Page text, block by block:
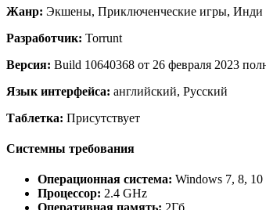
Жанр: Экшены, Приключенческие игры, Инди
Разработчик: Torrunt
Версия: Build 10640368 от 26 февраля 2023
Язык интерфейса: английский, Русский
Таблетка: Присутствует
Системны требования
Операционная система: Windows 7, 8, 10
Процессор: 2.4 GHz